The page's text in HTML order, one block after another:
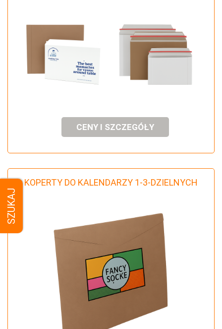
SZUKAJ
CENY I SZCZEGÓŁY
KOPERTY DO KALENDARZY 1-3-DZIELNYCH